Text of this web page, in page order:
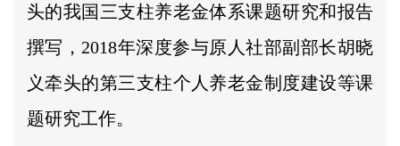
头的我国三支柱养老金体系课题研究和报告
撰写，2018年深度参与原人社部副部长胡晓
义牵头的第三支柱个人养老金制度建设等课
题研究工作。